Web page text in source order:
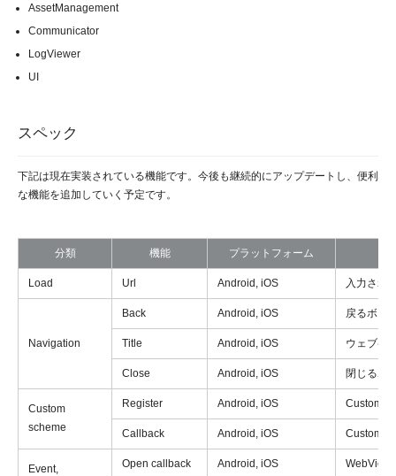
AssetManagement
Communicator
LogViewer
UI
スペック
下記は現在実装されている機能です。今後も継続的にアップデートし、便利
な機能を追加していく予定です。
分類 機能 プラットフォーム
Load Url Android, iOS 入力され
Navigation
Back Android, iOS 戻るボタ
Title Android, iOS ウェブペ
Close Android, iOS 閉じるボ
Custom
scheme
Register Android, iOS Custom
Callback Android, iOS Custom
Event,
Open callback Android, iOS WebView